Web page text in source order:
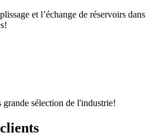
et l’échange de réservoirs dans
sélection de l'industrie!